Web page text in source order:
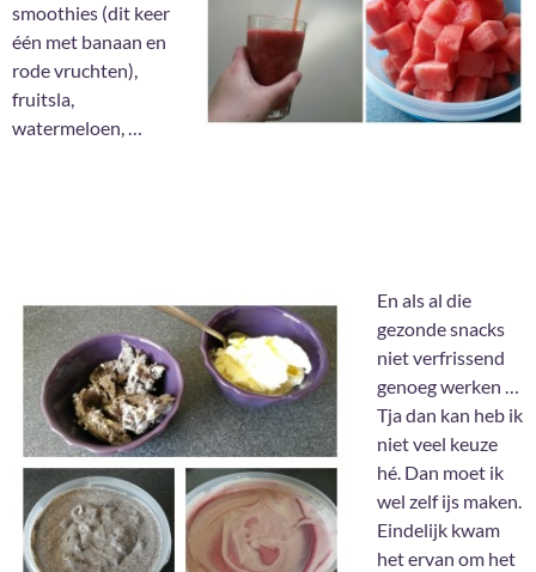
smoothies (dit keer
één met banaan en
rode vruchten),
fruitsla,
watermeloen, …
En als al die
gezonde snacks
niet verfrissend
genoeg werken …
Tja dan kan heb ik
niet veel keuze
hé. Dan moet ik
wel zelf ijs maken.
Eindelijk kwam
het ervan om het